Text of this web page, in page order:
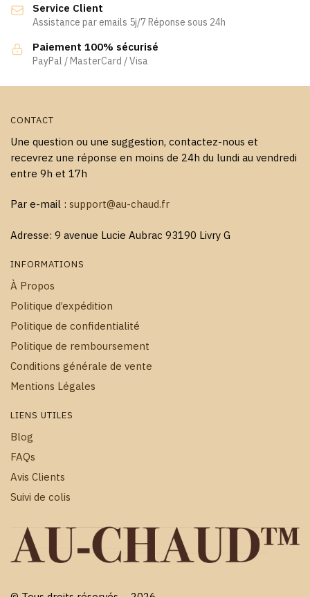
choisies
sur
la
page
Service Client
Assistance par emails 5j/7 Réponse sous 24h
Paiement 100% sécurisé
PayPal / MasterCard / Visa
CONTACT
Une question ou une suggestion, contactez-nous et
recevrez une réponse en moins de 24h du lundi au vendredi
entre 9h et 17h
Par e-mail : support@au-chaud.fr
Adresse: 9 avenue Lucie Aubrac 93190 Livry G
INFORMATIONS
À Propos
Politique d’expédition
Politique de confidentialité
Politique de remboursement
Conditions générale de vente
Mentions Légales
LIENS UTILES
Blog
FAQs
Avis Clients
Suivi de colis